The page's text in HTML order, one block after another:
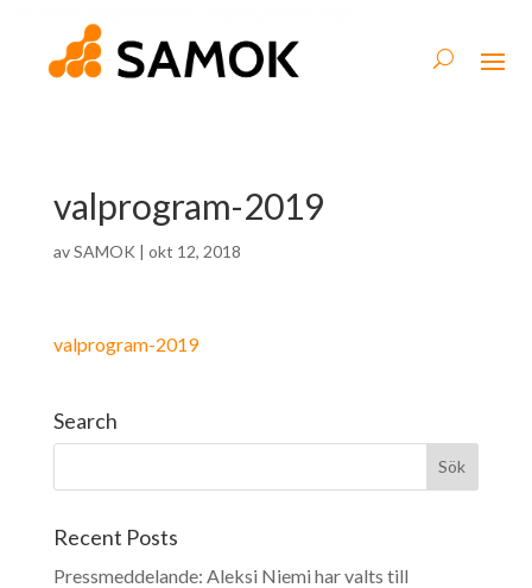
valprogram-2019
avSAMOK | okt 12, 2018
valprogram-2019
Search
Recent Posts
Pressmeddelande: Aleksi Niemi har valts till